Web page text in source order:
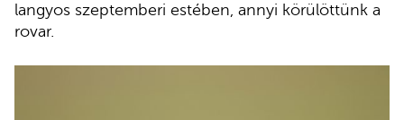
langyos szeptemberi estében, annyi körülöttünk a
rovar.